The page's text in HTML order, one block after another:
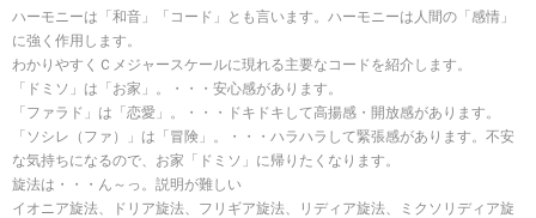
ハーモニーは「和音」「コード」とも言います。ハーモニーは人間の「感情」
に強く作用します。
わかりやすくＣメジャースケールに現れる主要なコードを紹介します。
「ドミソ」は「お家」。・・・安心感があります。
「ファラド」は「恋愛」。・・・ドキドキして高揚感・開放感があります。
「ソシレ（ファ）」は「冒険」。・・・ハラハラして緊張感があります。不安
な気持ちになるので、お家「ドミソ」に帰りたくなります。
旋法は・・・ん～っ。説明が難しい
イオニア旋法、ドリア旋法、フリギア旋法、リディア旋法、ミクソリディア旋